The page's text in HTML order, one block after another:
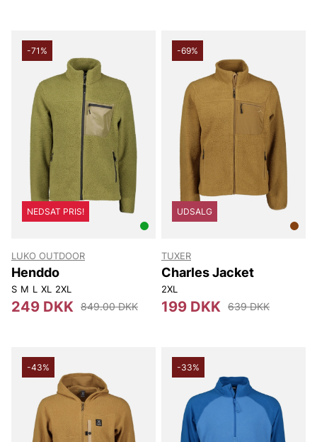
-71%
NEDSAT PRIS!
LUKO OUTDOOR
Henddo
S M L XL 2XL
249 DKK 849.00 DKK
-69%
UDSALG
TUXER
Charles Jacket
2XL
199 DKK 639 DKK
-43% -33%